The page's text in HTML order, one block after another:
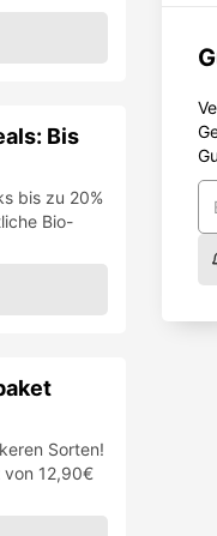
Bis
bis zu 20%
Bio-
Sorten!
von 12,90€